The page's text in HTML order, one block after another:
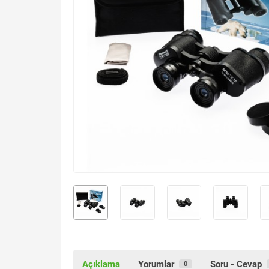
Açıklama Yorumlar 0 Soru - Cevap